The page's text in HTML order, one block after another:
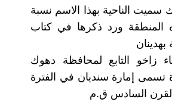
الناحية بهذا الاسم نسبة
المنطقة ورد ذكرها في كتاب
التابع لمحافظة دهوك
تسمى إمارة سنديان في الفترة
القرن السادس ق.م